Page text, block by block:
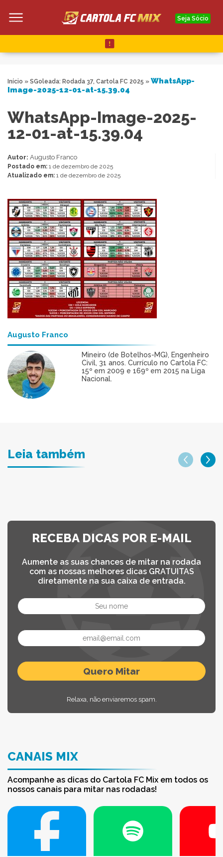
Seja Sócio
Início » SGoleada: Rodada 37, Cartola FC 2025 » WhatsApp-
Image-2025-12-01-at-15.39.04
WhatsApp-Image-2025-
12-01-at-15.39.04
Autor: Augusto Franco
Postado em: 1 de dezembro de 2025
Atualizado em: 1 de dezembro de 2025
Augusto Franco
Mineiro (de Botelhos-MG), Engenheiro
Civil, 31 anos. Currículo no Cartola FC:
15º em 2009 e 169º em 2015 na Liga
Nacional.
Leia também
RECEBA DICAS POR E-MAIL
Aumente as suas chances de mitar na rodada
com as nossas melhores dicas GRATUITAS
diretamente na sua caixa de entrada.
Relaxa, não enviaremos spam.
CANAIS MIX
Acompanhe as dicas do Cartola FC Mix em todos os
nossos canais para mitar nas rodadas!